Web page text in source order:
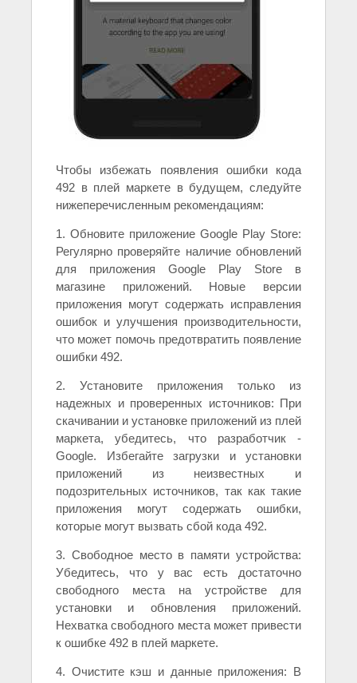
Чтобы избежать появления ошибки кода
492 в плей маркете в будущем, следуйте
нижеперечисленным рекомендациям:
1. Обновите приложение Google Play Store:
Регулярно проверяйте наличие обновлений
для приложения Google Play Store в
магазине приложений. Новые версии
приложения могут содержать исправления
ошибок и улучшения производительности,
что может помочь предотвратить появление
ошибки 492.
2. Установите приложения только из
надежных и проверенных источников: При
скачивании и установке приложений из плей
маркета, убедитесь, что разработчик -
Google. Избегайте загрузки и установки
приложений из неизвестных и
подозрительных источников, так как такие
приложения могут содержать ошибки,
которые могут вызвать сбой кода 492.
3. Свободное место в памяти устройства:
Убедитесь, что у вас есть достаточно
свободного места на устройстве для
установки и обновления приложений.
Нехватка свободного места может привести
к ошибке 492 в плей маркете.
4. Очистите кэш и данные приложения: В